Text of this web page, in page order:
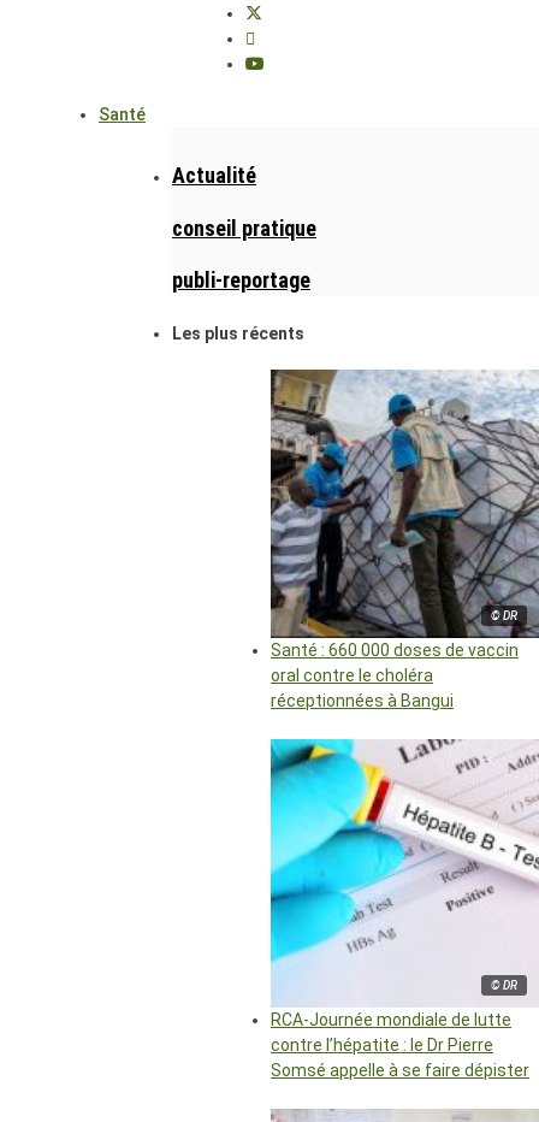
Santé
Actualité
conseil pratique
publi-reportage
Les plus récents
© DR
Santé : 660 000 doses de vaccin
oral contre le choléra
réceptionnées à Bangui
© DR
RCA-Journée mondiale de lutte
contre l’hépatite : le Dr Pierre
Somsé appelle à se faire dépister